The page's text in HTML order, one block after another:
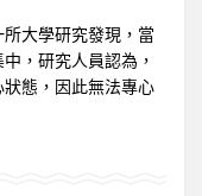
所大學研究發現，當
，研究人員認為，
態，因此無法專心